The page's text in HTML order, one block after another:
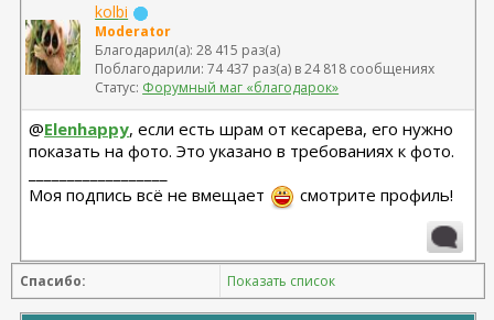
kolbi
Moderator
Благодарил(а): 28 415 раз(а)
Поблагодарили: 74 437 раз(а) в 24 818 сообщениях
Статус: Форумный маг «благодарок»
@Elenhappy, если есть шрам от кесарева, его нужно
показать на фото. Это указано в требованиях к фото.
Моя подпись всё не вмещает
смотрите профиль!
Спасибо: Показать список